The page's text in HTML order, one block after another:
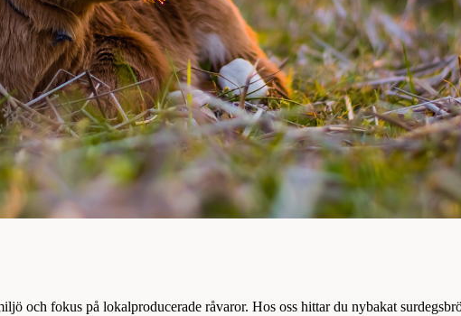
och fokus på lokalproducerade råvaror. Hos oss hittar du nybakat